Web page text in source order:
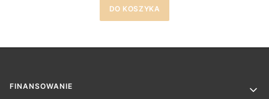
DO KOSZYKA
Linki w stopce
FINANSOWANIE